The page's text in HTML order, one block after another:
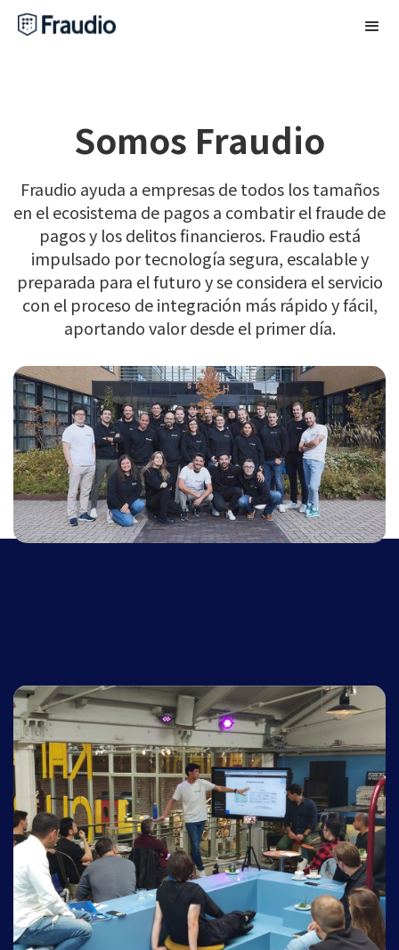
Somos Fraudio
Fraudio ayuda a empresas de todos los tamaños
en el ecosistema de pagos a combatir el fraude de
pagos y los delitos financieros. Fraudio está
impulsado por tecnología segura, escalable y
preparada para el futuro y se considera el servicio
con el proceso de integración más rápido y fácil,
aportando valor desde el primer día.